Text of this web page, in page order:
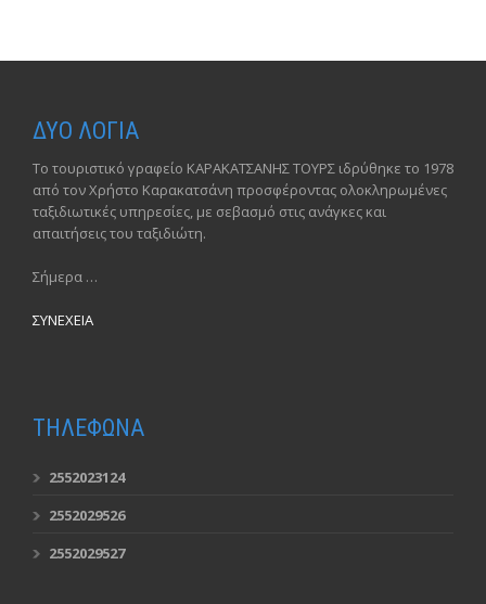
ΔΥΟ ΛΟΓΙΑ
Το τουριστικό γραφείο ΚΑΡΑΚΑΤΣΑΝΗΣ ΤΟΥΡΣ ιδρύθηκε το 1978
από τον Χρήστο Καρακατσάνη προσφέροντας ολοκληρωμένες
ταξιδιωτικές υπηρεσίες, με σεβασμό στις ανάγκες και
απαιτήσεις του ταξιδιώτη.
Σήμερα …
ΣΥΝΕΧΕΙΑ
ΤΗΛΕΦΩΝΑ
2552023124
2552029526
2552029527